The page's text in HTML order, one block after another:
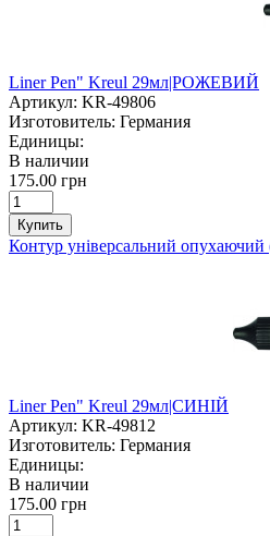
Liner Pen" Kreul 29мл|РОЖЕВИЙ
Артикул: KR-49806
Изготовитель: Германия
Единицы:
В наличии
175.00 грн
Купить
Контур універсальний
Liner Pen" Kreul 29мл|СИНІЙ
Артикул: KR-49812
Изготовитель: Германия
Единицы:
В наличии
175.00 грн